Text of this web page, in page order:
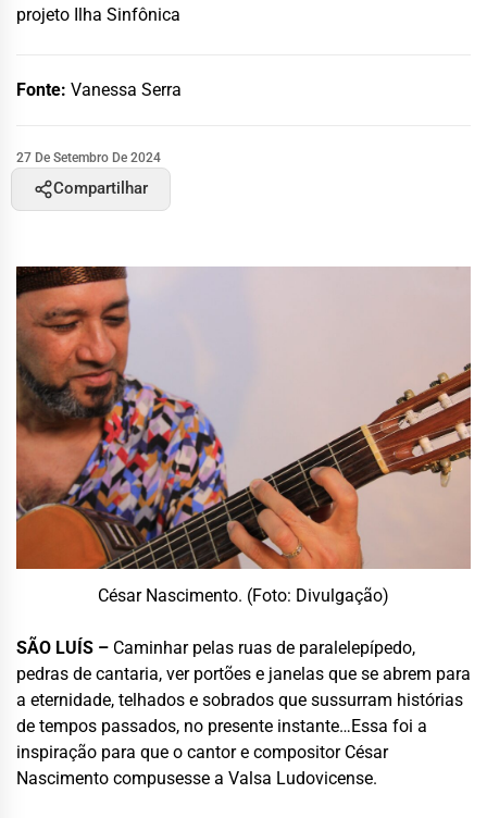
projeto Ilha Sinfônica
Fonte: Vanessa Serra
27 De Setembro De 2024
Compartilhar
César Nascimento. (Foto: Divulgação)
SÃO LUÍS – Caminhar pelas ruas de paralelepípedo,
pedras de cantaria, ver portões e janelas que se abrem para
a eternidade, telhados e sobrados que sussurram histórias
de tempos passados, no presente instante…Essa foi a
inspiração para que o cantor e compositor César
Nascimento compusesse a Valsa Ludovicense.